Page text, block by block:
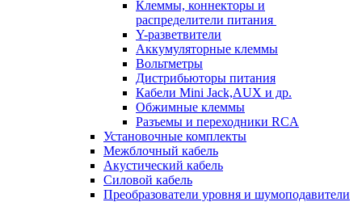
Клеммы, коннекторы и
распределители питания
Y-разветвители
Аккумуляторные клеммы
Вольтметры
Дистрибьюторы питания
Кабели Mini Jack,AUX и др.
Обжимные клеммы
Разъемы и переходники RCA
Установочные комплекты
Межблочный кабель
Акустический кабель
Силовой кабель
Преобразователи уровня и шумоподавители